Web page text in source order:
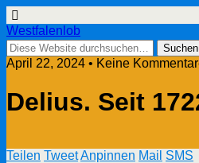
Westfalenlob
April 22, 2024 • Keine
Delius. Seit
Teilen TweetAnpinnen Mail SMS